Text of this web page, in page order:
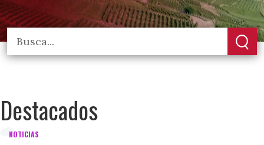
Destacados
NOTICIAS